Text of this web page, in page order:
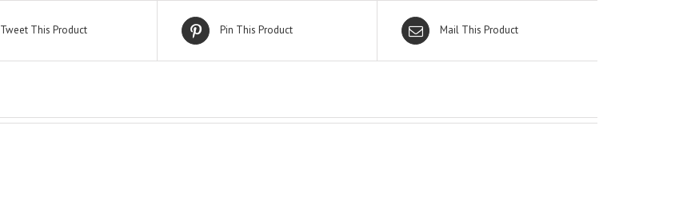
Tweet This Product Pin This Product Mail This Product